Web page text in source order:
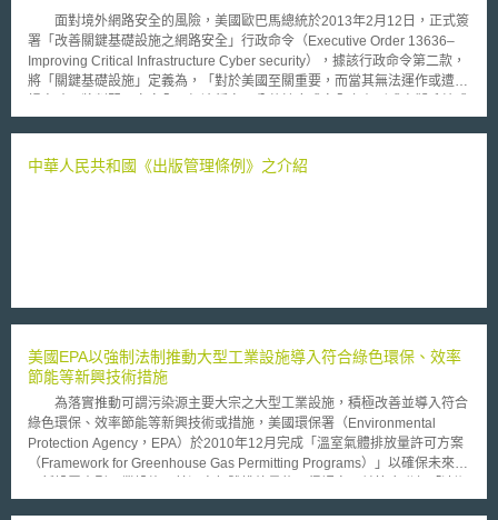
面對境外網路安全的風險，美國歐巴馬總統於2013年2月12日，正式簽
署「改善關鍵基礎設施之網路安全」行政命令（Executive Order 13636–
Improving Critical Infrastructure Cyber security），據該行政命令第二款，
將「關鍵基礎設施」定義為，「對於美國至關重要，而當其無法運作或遭受
資產」，遂採取相對廣義之解釋。該行政命令第七款，亦指示美國商務部
NIST），將研議ㄧ個提升關鍵基礎設施資通訊安全之架構（Framework to
中華人民共和國《出版管理條例》之介紹
美國EPA以強制法制推動大型工業設施導入符合綠色環保、效率
節能等新興技術措施
為落實推動可謂污染源主要大宗之大型工業設施，積極改善並導入符合
綠色環保、效率節能等新興技術或措施，美國環保署（Environmental
Protection Agency，EPA）於2010年12月完成「溫室氣體排放量許可方案
（Framework for Greenhouse Gas Permitting Programs）」以確保未來國
空氣法案（Clean Air Act）」許可規範。環保署並將推動各項行動，協助州